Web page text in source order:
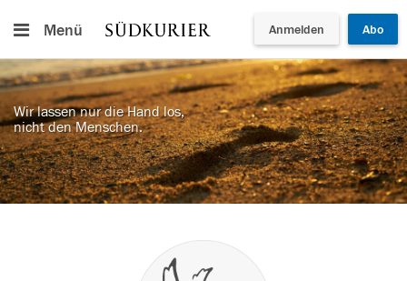
Menü Anmelden Abo
Wir lassen nur die Hand los,
nicht den Menschen.